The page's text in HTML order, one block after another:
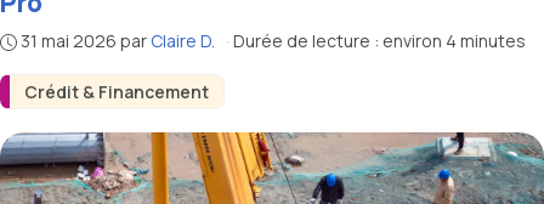
Crédit & Financement
31 mai 2026 par Claire D. · Durée de lecture : environ 4 minutes